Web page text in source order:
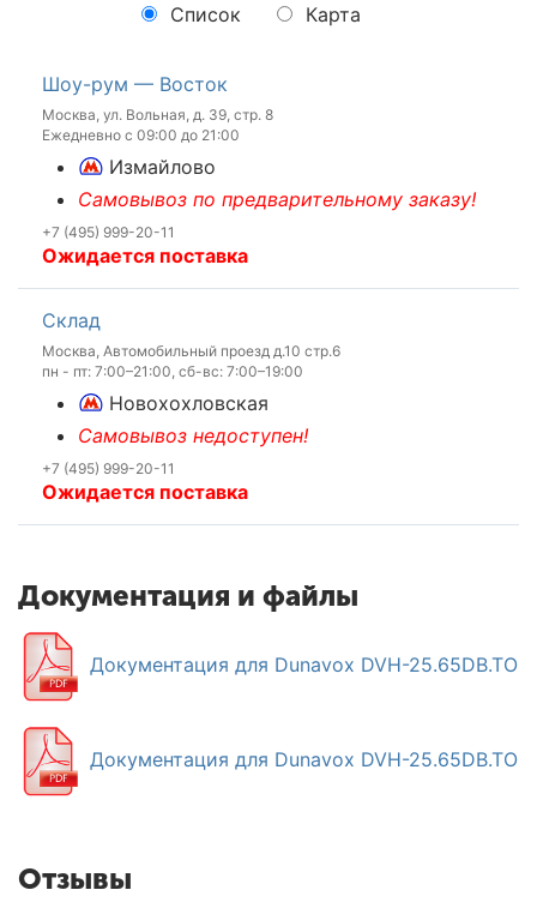
Список Карта
Шоу-рум — Восток
Москва, ул. Вольная, д. 39, стр. 8
Ежедневно с 09:00 до 21:00
Измайлово
Самовывоз по предварительному заказу!
+7 (495) 999-20-11
Ожидается поставка
Склад
Москва, Автомобильный проезд д.10 стр.6
пн - пт: 7:00–21:00, сб-вс: 7:00–19:00
Новохохловская
Самовывоз недоступен!
+7 (495) 999-20-11
Ожидается поставка
Документация и файлы
Документация для Dunavox DVH-25.65DB.TO
Документация для Dunavox DVH-25.65DB.TO
Отзывы